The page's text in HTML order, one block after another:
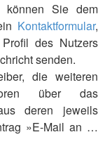
können Sie dem
Kontaktformular,
des Nutzers
senden.
die weiteren
über das
deren jeweils
»E-Mail an …